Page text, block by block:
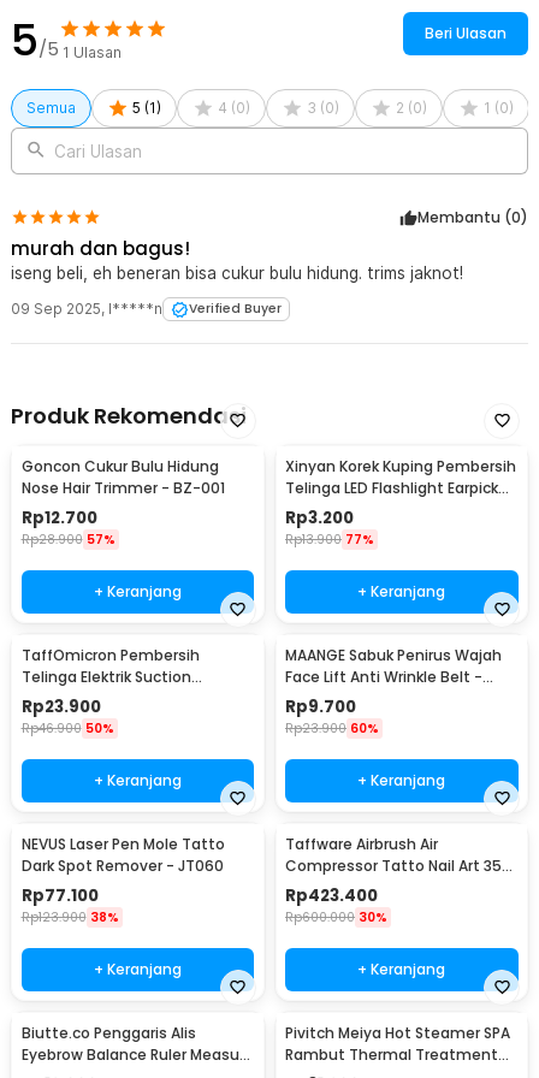
5/5 1 Ulasan
Beri Ulasan
Semua 5 (1 ) 4 (0) 3 (0) 2 (0) 1 (0)
Cari Ulasan
Membantu (0)
murah dan bagus!
iseng beli, eh beneran bisa cukur bulu hidung. trims jaknot!
09 Sep 2025, I*****n Verified Buyer
Produk Rekomendasi
Goncon Cukur Bulu Hidung
Nose Hair Trimmer - BZ-001
Rp12.700
Rp28.900 57%
+ Keranjang
Xinyan Korek Kuping Pembersih
Telinga LED Flashlight Earpick
Clean - XY3188
Rp3.200
Rp13.900 77%
+ Keranjang
TaffOmicron Pembersih
Telinga Elektrik Suction
Vibration Waterproof - 842-1
Rp23.900
Rp46.900 50%
+ Keranjang
MAANGE Sabuk Penirus Wajah
Face Lift Anti Wrinkle Belt -
TZ18
Rp9.700
Rp23.900 60%
+ Keranjang
NEVUS Laser Pen Mole Tatto
Dark Spot Remover - JT060
Rp77.100
Rp123.900 38%
+ Keranjang
Taffware Airbrush Air
Compressor Tatto Nail Art 35
PSI Dual Action - T-100
Rp423.400
Rp600.000 30%
+ Keranjang
Biutte.co Penggaris Alis
Eyebrow Balance Ruler Measure
Pivitch Meiya Hot Steamer SPA
Rambut Thermal Treatment